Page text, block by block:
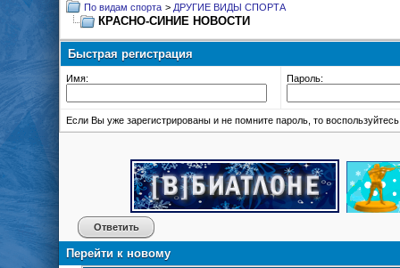
По видам спорта > ДРУГИЕ ВИДЫ СПОРТА
КРАСНО-СИНИЕ НОВОСТИ
Быстрая регистрация
Имя: Пароль:
Если Вы уже зарегистрированы и не помните пароль, то
Ответить
Перейти к новому